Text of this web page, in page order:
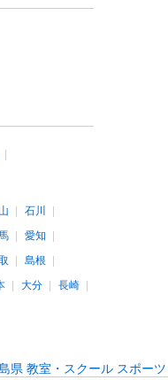
石川
愛知
島根
大分
長崎
県 教室・スクール スポー